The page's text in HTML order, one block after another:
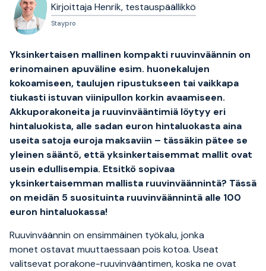
Kirjoittaja Henrik, testauspäällikkö
Staypro
Yksinkertaisen mallinen kompakti ruuvinväännin on
erinomainen apuväline esim. huonekalujen
kokoamiseen, taulujen ripustukseen tai vaikkapa
tiukasti istuvan viinipullon korkin avaamiseen.
Akkuporakoneita ja ruuvinvääntimiä löytyy eri
hintaluokista, alle sadan euron hintaluokasta aina
useita satoja euroja maksaviin – tässäkin pätee se
yleinen sääntö, että yksinkertaisemmat mallit ovat
usein edullisempia. Etsitkö sopivaa
yksinkertaisemman mallista ruuvinväännintä? Tässä
on meidän 5 suosituinta ruuvinväännintä alle 100
euron hintaluokassa!
Ruuvinväännin on ensimmäinen työkalu, jonka
monet ostavat muuttaessaan pois kotoa. Useat
valitsevat porakone-ruuvinvääntimen, koska ne ovat